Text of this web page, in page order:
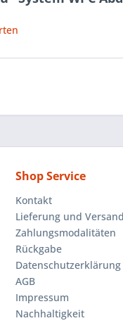
Shop Service
Kontakt
Lieferung und Versand
Zahlungsmodalitäten
Rückgabe
Datenschutzerklärung
AGB
Impressum
Nachhaltigkeit